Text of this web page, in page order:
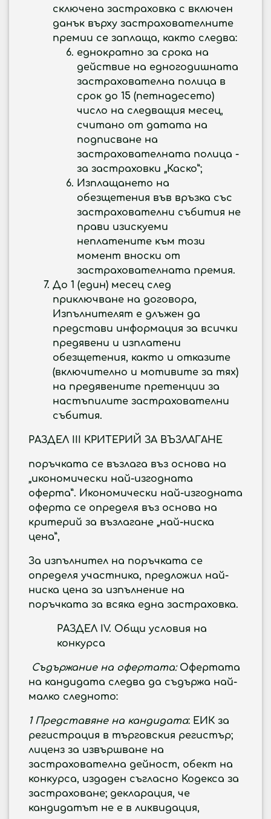
сключена застраховка с включен
данък върху застрахователните
премии се заплаща, както следва:
еднократно за срока на
действие на едногодишната
застрахователна полица в
срок до 15 (петнадесето)
число на следващия месец,
считано от датата на
подписване на
застрахователната полица -
за застраховки „Каско”;
Изплащането на
обезщетения във връзка със
застрахователни събития не
прави изискуеми
неплатените към този
момент вноски от
застрахователната премия.
До 1 (един) месец след
приключване на договора,
Изпълнителят е длъжен да
представи информация за всички
предявени и изплатени
обезщетения, както и отказите
(включително и мотивите за тях)
на предявените претенции за
настъпилите застрахователни
събития.
РАЗДЕЛ III КРИТЕРИЙ ЗА ВЪЗЛАГАНЕ
поръчката се възлага въз основа на
„икономически най-изгодната
оферта”. Икономически най-изгодната
оферта се определя въз основа на
критерий за възлагане „най-ниска
цена”,
За изпълнител на поръчката се
определя участника, предложил най-
ниска цена за изпълнение на
поръчката за всяка една застраховка.
РАЗДЕЛ IV. Oбщи условия на
конкурса
Съдържание на офертата: Офертата
на кандидата следва да съдържа най-
малко следното:
1 Представяне на кандидата: ЕИК за
регистрация в търговския регистър;
лиценз за извършване на
застрахователна дейност, обект на
конкурса, издаден съгласно Кодекса за
застраховане; декларация, че
кандидатът не е в ликвидация,